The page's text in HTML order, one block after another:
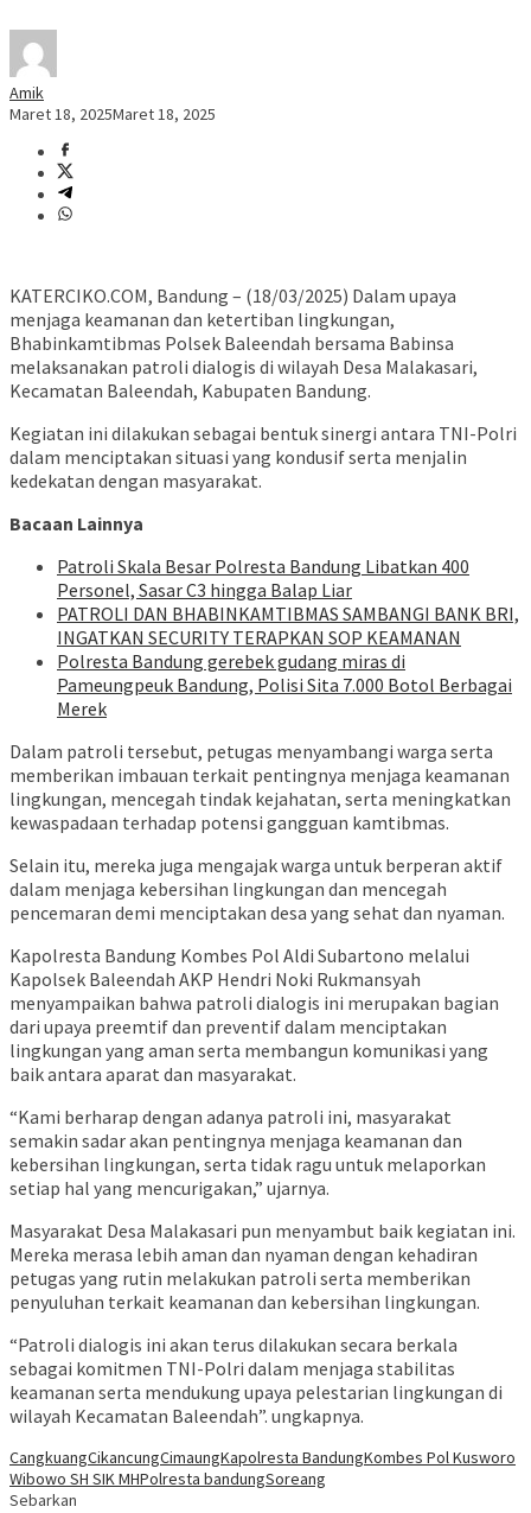
Amik
Maret 18, 2025Maret 18, 2025
KATERCIKO.COM, Bandung – (18/03/2025) Dalam upaya
menjaga keamanan dan ketertiban lingkungan,
Bhabinkamtibmas Polsek Baleendah bersama Babinsa
melaksanakan patroli dialogis di wilayah Desa Malakasari,
Kecamatan Baleendah, Kabupaten Bandung.
Kegiatan ini dilakukan sebagai bentuk sinergi antara TNI-Polri
dalam menciptakan situasi yang kondusif serta menjalin
kedekatan dengan masyarakat.
Bacaan Lainnya
Patroli Skala Besar Polresta Bandung Libatkan 400
Personel, Sasar C3 hingga Balap Liar
‎PATROLI DAN BHABINKAMTIBMAS SAMBANGI BANK BRI,
INGATKAN SECURITY TERAPKAN SOP KEAMANAN
Polresta Bandung gerebek gudang miras di
Pameungpeuk Bandung, Polisi Sita 7.000 Botol Berbagai
Merek
Dalam patroli tersebut, petugas menyambangi warga serta
memberikan imbauan terkait pentingnya menjaga keamanan
lingkungan, mencegah tindak kejahatan, serta meningkatkan
kewaspadaan terhadap potensi gangguan kamtibmas.
Selain itu, mereka juga mengajak warga untuk berperan aktif
dalam menjaga kebersihan lingkungan dan mencegah
pencemaran demi menciptakan desa yang sehat dan nyaman.
Kapolresta Bandung Kombes Pol Aldi Subartono melalui
Kapolsek Baleendah AKP Hendri Noki Rukmansyah
menyampaikan bahwa patroli dialogis ini merupakan bagian
dari upaya preemtif dan preventif dalam menciptakan
lingkungan yang aman serta membangun komunikasi yang
baik antara aparat dan masyarakat.
“Kami berharap dengan adanya patroli ini, masyarakat
semakin sadar akan pentingnya menjaga keamanan dan
kebersihan lingkungan, serta tidak ragu untuk melaporkan
setiap hal yang mencurigakan,” ujarnya.
Masyarakat Desa Malakasari pun menyambut baik kegiatan ini.
Mereka merasa lebih aman dan nyaman dengan kehadiran
petugas yang rutin melakukan patroli serta memberikan
penyuluhan terkait keamanan dan kebersihan lingkungan.
“Patroli dialogis ini akan terus dilakukan secara berkala
sebagai komitmen TNI-Polri dalam menjaga stabilitas
keamanan serta mendukung upaya pelestarian lingkungan di
wilayah Kecamatan Baleendah”. ungkapnya.
CangkuangCikancungCimaungKapolresta BandungKombes Pol Kusworo
Wibowo SH SIK MHPolresta bandungSoreang
Sebarkan